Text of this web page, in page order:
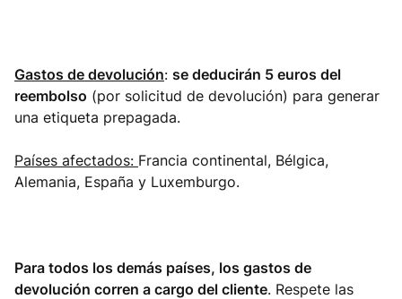
Gastos de devolución: se deducirán 5 euros del
reembolso (por solicitud de devolución) para generar
una etiqueta prepagada.
Países afectados: Francia continental, Bélgica,
Alemania, España y Luxemburgo.
Para todos los demás países, los gastos de
devolución corren a cargo del cliente. Respete las